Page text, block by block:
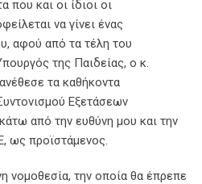
που και οι ίδιοι οι
να γίνει ένας
αφού από τα τέλη του
της Παιδείας, ο κ.
τα καθήκοντα
Εξετάσεων
από την ευθύνη μου και την
ως προϊστάμενος.
νομοθεσία, την οποία θα έπρεπε